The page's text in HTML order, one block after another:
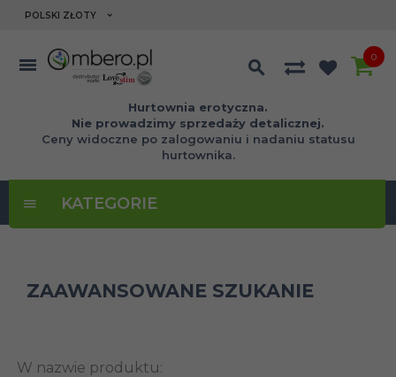
currency_h
POLSKI ZŁOTY
Hurtownia erotyczna.
Nie prowadzimy sprzedaży detalicznej.
Ceny widoczne po zalogowaniu i nadaniu statusu
hurtownika.
0
KATEGORIE
ZAAWANSOWANE SZUKANIE
W nazwie produktu: